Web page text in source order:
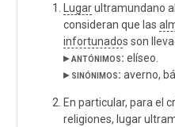
Lugarultramundano
consideran que las
infortunados son
▸ antónimos: elíseo.
▸ sinónimos: averno,
En particular, para el
religiones, lugar